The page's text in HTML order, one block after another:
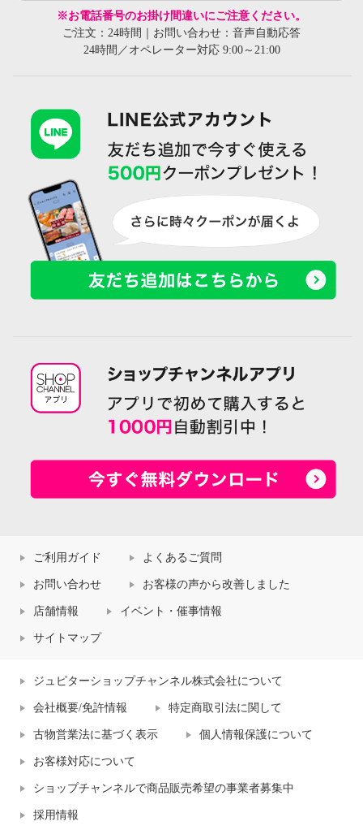
※お電話番号のお掛け間違いにご注意ください。
ご注文：24時間｜お問い合わせ：音声自動応答
24時間／オペレーター対応 9:00～21:00
ご利用ガイド よくあるご質問
お問い合わせ お客様の声から改善しました
店舗情報 イベント・催事情報
サイトマップ
ジュピターショップチャンネル株式会社について
会社概要/免許情報 特定商取引法に関して
古物営業法に基づく表示 個人情報保護について
お客様対応について
ショップチャンネルで商品販売希望の事業者募集中
採用情報